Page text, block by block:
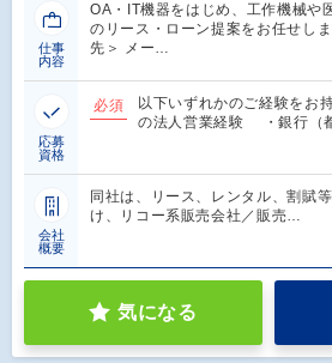
仕事
内容
OA・IT機器をはじめ、工作機械や
のリース・ローン提案をお任せし
先＞ メー…
応募
資格
必須
以下いずれかのご経験を
の法人営業経験 ・銀行（
会社
概要
同社は、リース、レンタル、割賦
け、リコー系販売会社／販売…
気になる